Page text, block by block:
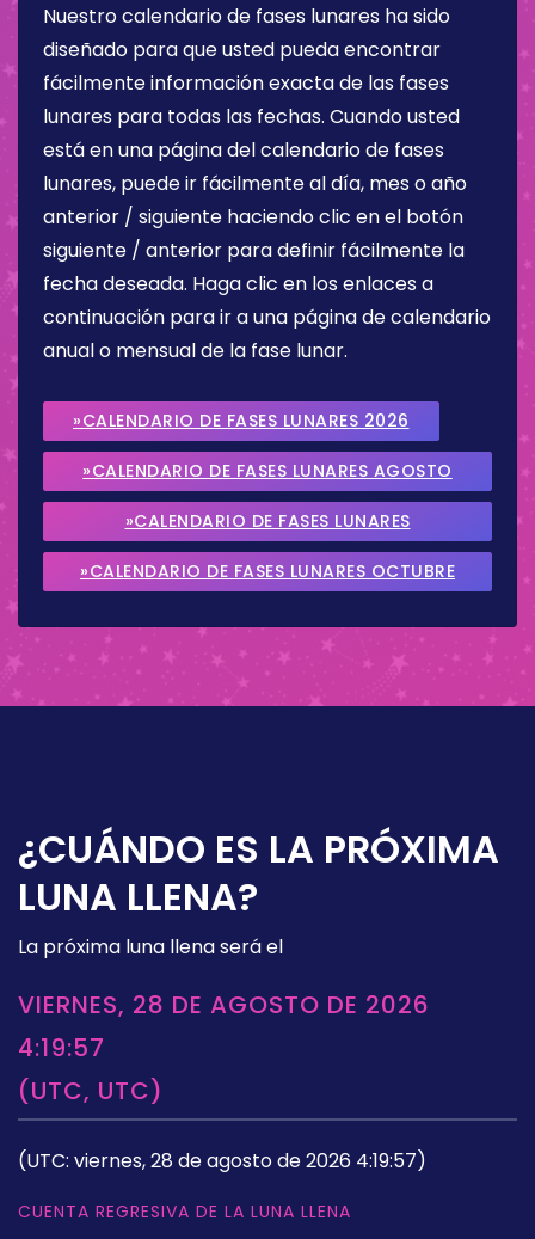
Nuestro calendario de fases lunares ha sido
diseñado para que usted pueda encontrar
fácilmente información exacta de las fases
lunares para todas las fechas. Cuando usted
está en una página del calendario de fases
lunares, puede ir fácilmente al día, mes o año
anterior / siguiente haciendo clic en el botón
siguiente / anterior para definir fácilmente la
fecha deseada. Haga clic en los enlaces a
continuación para ir a una página de calendario
anual o mensual de la fase lunar.
»CALENDARIO DE FASES LUNARES 2026
»CALENDARIO DE FASES LUNARES AGOSTO
2026
»CALENDARIO DE FASES LUNARES
SEPTIEMBRE 2026
»CALENDARIO DE FASES LUNARES OCTUBRE
¿CUÁNDO ES LA PRÓXIMA
LUNA LLENA?
La próxima luna llena será el
VIERNES, 28 DE AGOSTO DE 2026
4:19:57
(UTC, UTC)
(UTC: viernes, 28 de agosto de 2026 4:19:57)
CUENTA REGRESIVA DE LA LUNA LLENA